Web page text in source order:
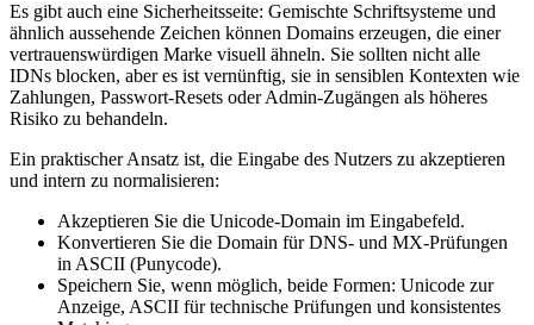
Es gibt auch eine Sicherheitsseite: Gemischte Schriftsysteme und
ähnlich aussehende Zeichen können Domains erzeugen, die einer
vertrauenswürdigen Marke visuell ähneln. Sie sollten nicht alle
IDNs blocken, aber es ist vernünftig, sie in sensiblen Kontexten wie
Zahlungen, Passwort‑Resets oder Admin‑Zugängen als höheres
Risiko zu behandeln.
Ein praktischer Ansatz ist, die Eingabe des Nutzers zu akzeptieren
und intern zu normalisieren:
Akzeptieren Sie die Unicode‑Domain im Eingabefeld.
Konvertieren Sie die Domain für DNS‑ und MX‑Prüfungen
in ASCII (Punycode).
Speichern Sie, wenn möglich, beide Formen: Unicode zur
Anzeige, ASCII für technische Prüfungen und konsistentes